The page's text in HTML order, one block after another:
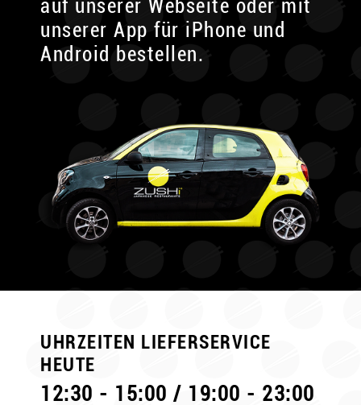
auf unserer Webseite oder mit
unserer App für iPhone und
Android bestellen.
UHRZEITEN LIEFERSERVICE
HEUTE
12:30 - 15:00 / 19:00 - 23:00